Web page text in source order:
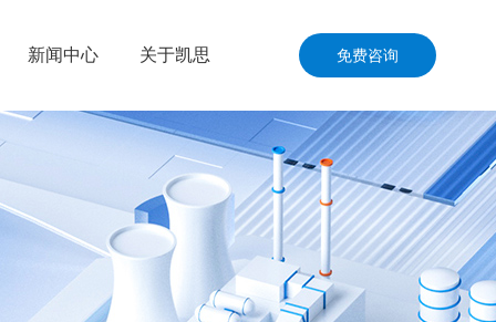
工程
新闻中心
资讯共享
关于凯思
公司介绍
联系我们
加入我们
免费咨询